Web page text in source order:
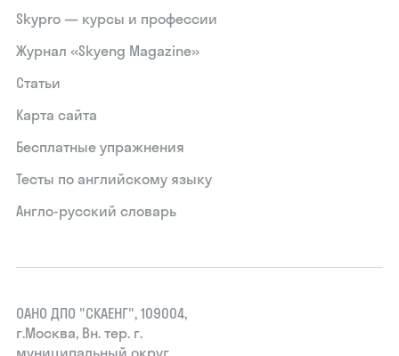
Skypro — курсы и профессии
Журнал «Skyeng Magazine»
Статьи
Карта сайта
Бесплатные упражнения
Тесты по английскому языку
Англо-русский словарь
ОАНО ДПО "СКАЕНГ", 109004,
г.Москва, Вн. тер. г.
муниципальный округ